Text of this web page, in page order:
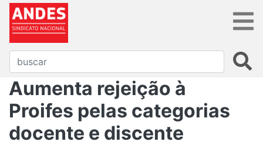
Aumenta rejeição à
Proifes pelas categorias
docente e discente